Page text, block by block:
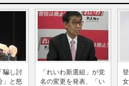
騙し討
」と怒
「れいわ新選組」が党
名の変更を発表、「い